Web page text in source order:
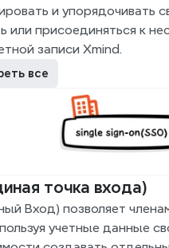
и упорядочивать
или присоединяться к
записи Xmind.
все
точка входа)
Вход) позволяет
учетные данные